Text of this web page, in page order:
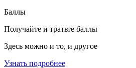
Баллы
Получайте и тратьте баллы
Здесь можно и то, и другое
Узнать подробнее